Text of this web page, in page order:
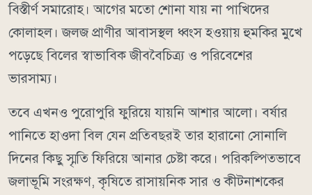
বিস্তীর্ণ সমারোহ। আগের মতো শোনা যায় না পাখিদের
কোলাহল। জলজ প্রাণীর আবাসস্থল ধ্বংস হওয়ায় হুমকির মুখে
পড়েছে বিলের স্বাভাবিক জীববৈচিত্র্য ও পরিবেশের
ভারসাম্য।
তবে এখনও পুরোপুরি ফুরিয়ে যায়নি আশার আলো। বর্ষার
পানিতে হাওদা বিল যেন প্রতিবছরই তার হারানো সোনালি
দিনের কিছু স্মৃতি ফিরিয়ে আনার চেষ্টা করে। পরিকল্পিতভাবে
জলাভূমি সংরক্ষণ, কৃষিতে রাসায়নিক সার ও কীটনাশকের